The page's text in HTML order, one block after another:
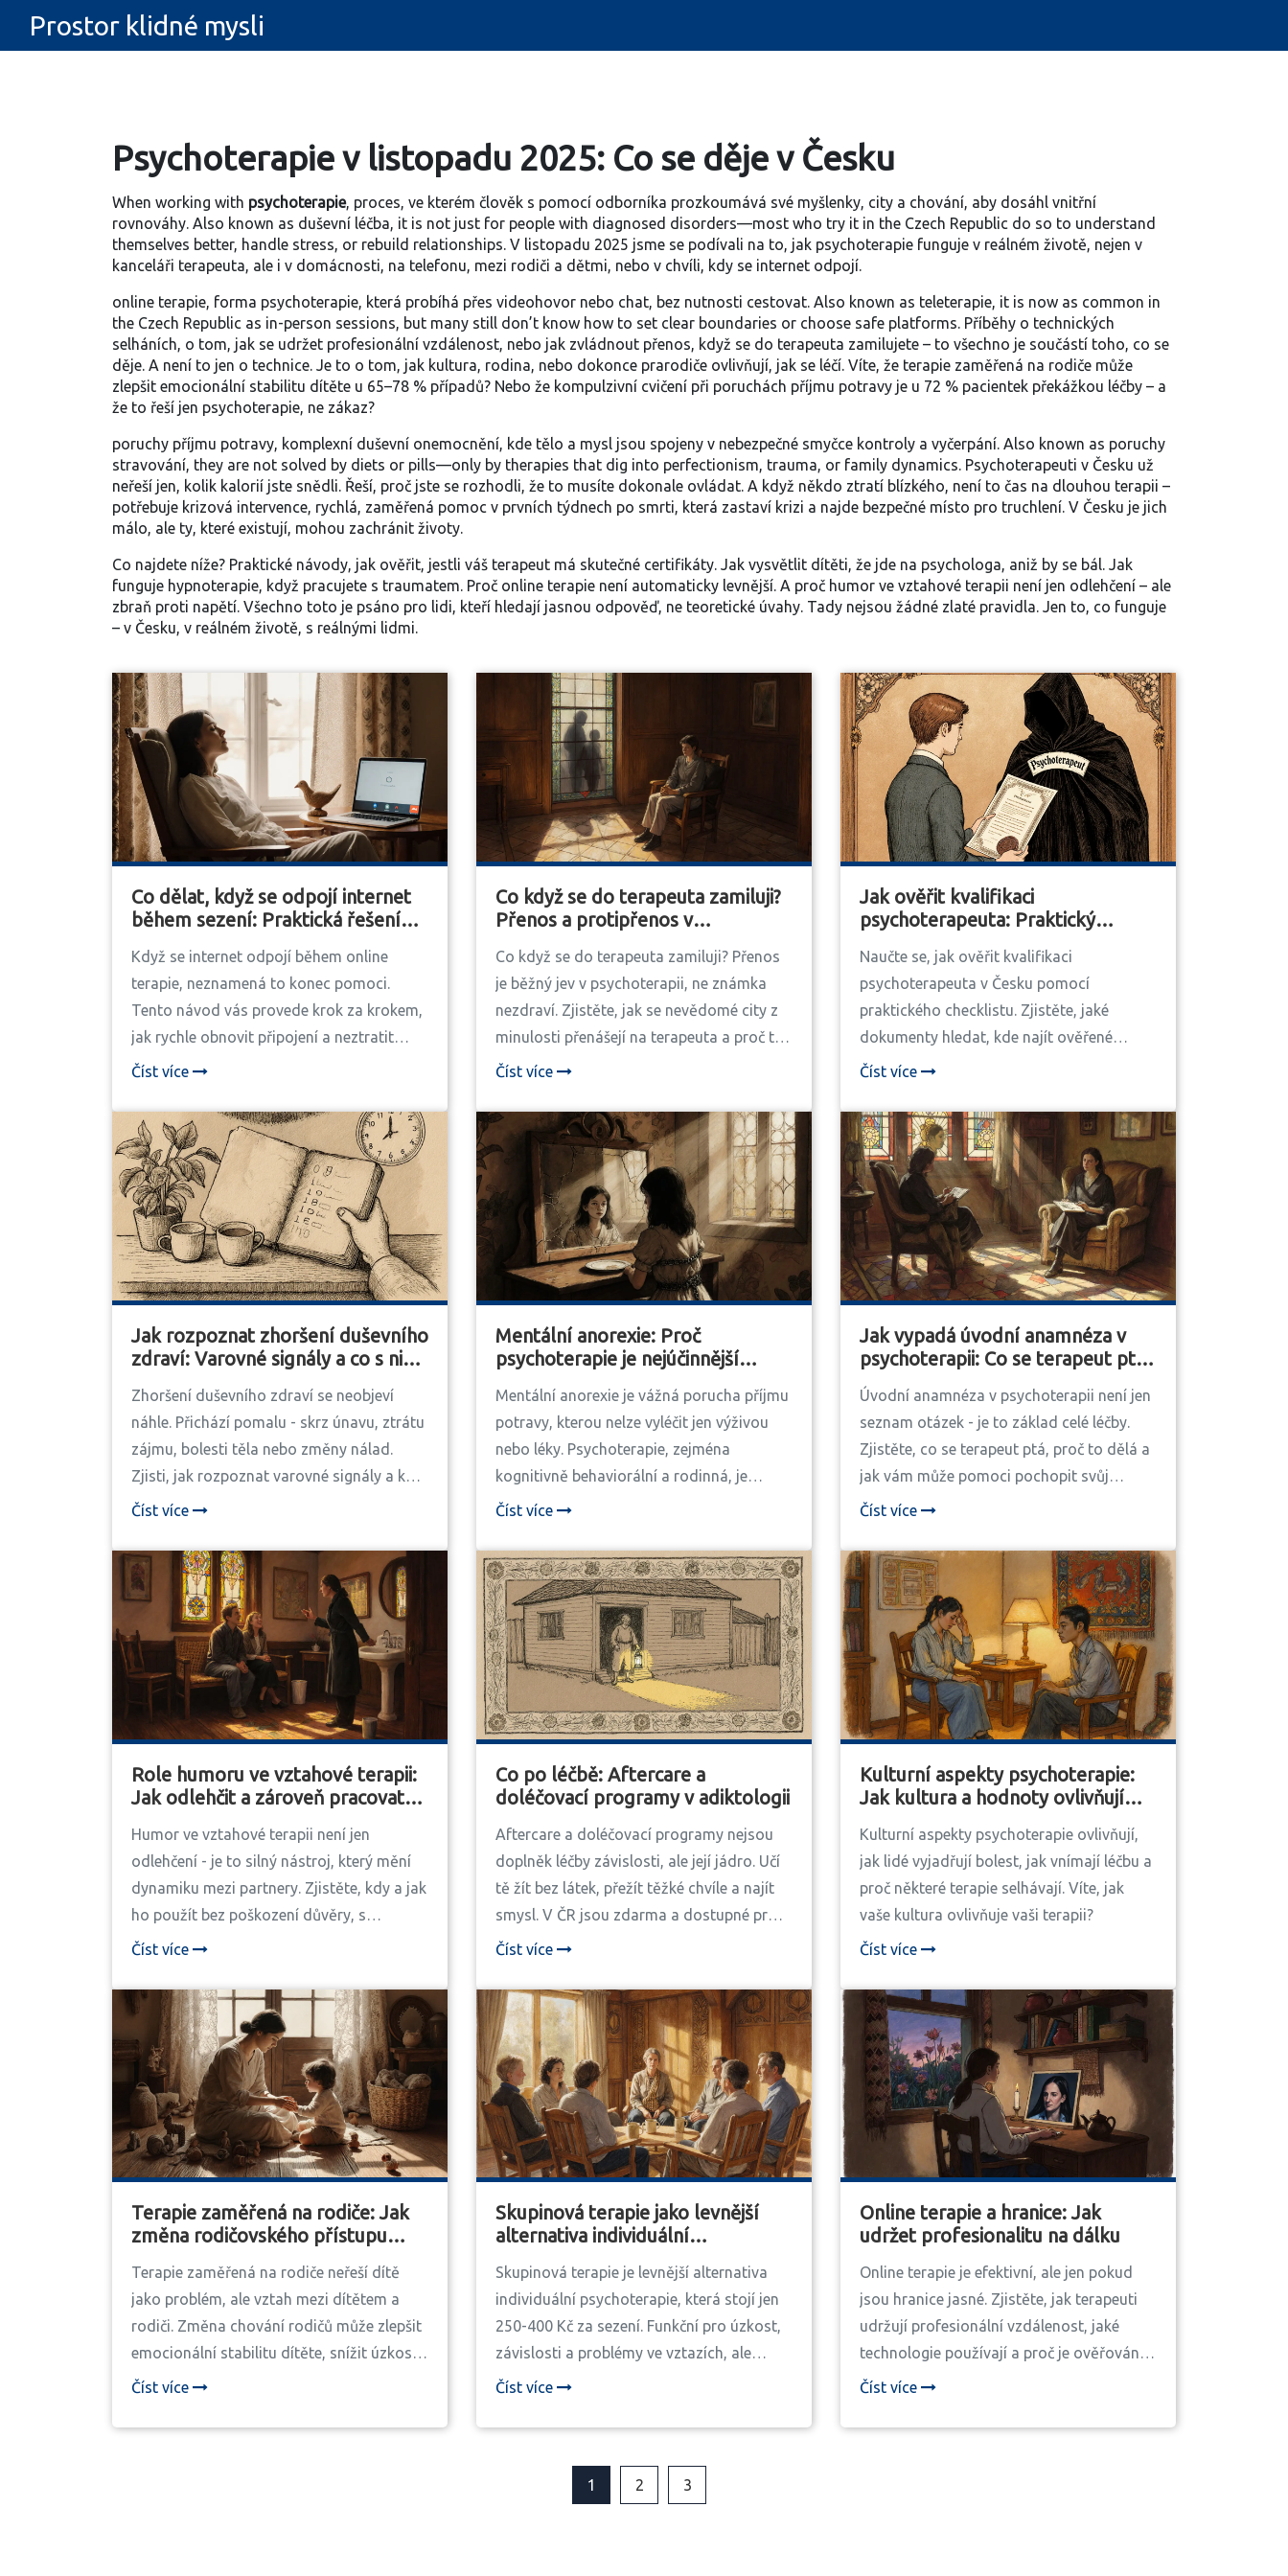
Prostor klidné mysli
Psychoterapie v listopadu 2025: Co se děje v Česku
When working with psychoterapie, proces, ve kterém člověk s pomocí odborníka prozkoumává své myšlenky, city a chování, aby dosáhl vnitřní
rovnováhy. Also known as duševní léčba, it is not just for people with diagnosed disorders—most who try it in the Czech Republic do so to understand
themselves better, handle stress, or rebuild relationships. V listopadu 2025 jsme se podívali na to, jak psychoterapie funguje v reálném životě, nejen v
kanceláři terapeuta, ale i v domácnosti, na telefonu, mezi rodiči a dětmi, nebo v chvíli, kdy se internet odpojí.
online terapie, forma psychoterapie, která probíhá přes videohovor nebo chat, bez nutnosti cestovat. Also known as teleterapie, it is now as common in
the Czech Republic as in-person sessions, but many still don’t know how to set clear boundaries or choose safe platforms. Příběhy o technických
selháních, o tom, jak se udržet profesionální vzdálenost, nebo jak zvládnout přenos, když se do terapeuta zamilujete – to všechno je součástí toho, co se
děje. A není to jen o technice. Je to o tom, jak kultura, rodina, nebo dokonce prarodiče ovlivňují, jak se léčí. Víte, že terapie zaměřená na rodiče může
zlepšit emocionální stabilitu dítěte u 65–78 % případů? Nebo že kompulzivní cvičení při poruchách příjmu potravy je u 72 % pacientek překážkou léčby – a
že to řeší jen psychoterapie, ne zákaz?
poruchy příjmu potravy, komplexní duševní onemocnění, kde tělo a mysl jsou spojeny v nebezpečné smyčce kontroly a vyčerpání. Also known as poruchy
stravování, they are not solved by diets or pills—only by therapies that dig into perfectionism, trauma, or family dynamics. Psychoterapeuti v Česku už
neřeší jen, kolik kalorií jste snědli. Řeší, proč jste se rozhodli, že to musíte dokonale ovládat. A když někdo ztratí blízkého, není to čas na dlouhou terapii –
potřebuje krizová intervence, rychlá, zaměřená pomoc v prvních týdnech po smrti, která zastaví krizi a najde bezpečné místo pro truchlení. V Česku je jich
málo, ale ty, které existují, mohou zachránit životy.
Co najdete níže? Praktické návody, jak ověřit, jestli váš terapeut má skutečné certifikáty. Jak vysvětlit dítěti, že jde na psychologa, aniž by se bál. Jak
funguje hypnoterapie, když pracujete s traumatem. Proč online terapie není automaticky levnější. A proč humor ve vztahové terapii není jen odlehčení – ale
zbraň proti napětí. Všechno toto je psáno pro lidi, kteří hledají jasnou odpověď, ne teoretické úvahy. Tady nejsou žádné zlaté pravidla. Jen to, co funguje
– v Česku, v reálném životě, s reálnými lidmi.
Co dělat, když se odpojí internet
během sezení: Praktická řešení
Když se internet odpojí během online
terapie, neznamená to konec pomoci.
Tento návod vás provede krok za krokem,
jak rychle obnovit připojení a neztratit
důležité sezení. Praktické tipy pro domácí
Číst více
Co když se do terapeuta zamiluji?
Přenos a protipřenos v
Co když se do terapeuta zamiluji? Přenos
je běžný jev v psychoterapii, ne známka
nezdraví. Zjistěte, jak se nevědomé city z
minulosti přenášejí na terapeuta a proč to
je klíčové pro změnu.
Číst více
Jak ověřit kvalifikaci
psychoterapeuta: Praktický
Naučte se, jak ověřit kvalifikaci
psychoterapeuta v Česku pomocí
praktického checklistu. Zjistěte, jaké
dokumenty hledat, kde najít ověřené
terapeuty a proč je důležité nezakládat se
Číst více
Jak rozpoznat zhoršení duševního
zdraví: Varovné signály a co s nimi
Zhoršení duševního zdraví se neobjeví
náhle. Přichází pomalu - skrz únavu, ztrátu
zájmu, bolesti těla nebo změny nálad.
Zjisti, jak rozpoznat varovné signály a kde
najít pomoc v ČR.
Číst více
Mentální anorexie: Proč
psychoterapie je nejúčinnější
Mentální anorexie je vážná porucha příjmu
potravy, kterou nelze vyléčit jen výživou
nebo léky. Psychoterapie, zejména
kognitivně behaviorální a rodinná, je
jediným způsobem, jak dosáhnout
specializovaná centra ukazují výsledky.
Číst více
Jak vypadá úvodní anamnéza v
psychoterapii: Co se terapeut ptá
a proč
Úvodní anamnéza v psychoterapii není jen
seznam otázek - je to základ celé léčby.
Zjistěte, co se terapeut ptá, proč to dělá a
jak vám může pomoci pochopit svůj
problém hlouběji.
Číst více
Role humoru ve vztahové terapii:
Jak odlehčit a zároveň pracovat
Humor ve vztahové terapii není jen
odlehčení - je to silný nástroj, který mění
dynamiku mezi partnery. Zjistěte, kdy a jak
ho použít bez poškození důvěry, s
podporou výzkumů a reálných příkladů z
Číst více
Co po léčbě: Aftercare a
doléčovací programy v adiktologii
Aftercare a doléčovací programy nejsou
doplněk léčby závislosti, ale její jádro. Učí
tě žít bez látek, přežít těžké chvíle a najít
smysl. V ČR jsou zdarma a dostupné pro
všechny formy závislosti.
Číst více
Kulturní aspekty psychoterapie:
Jak kultura a hodnoty ovlivňují
Kulturní aspekty psychoterapie ovlivňují,
jak lidé vyjadřují bolest, jak vnímají léčbu a
proč některé terapie selhávají. Víte, jak
vaše kultura ovlivňuje vaši terapii?
Číst více
Terapie zaměřená na rodiče: Jak
změna rodičovského přístupu
Terapie zaměřená na rodiče neřeší dítě
jako problém, ale vztah mezi dítětem a
rodiči. Změna chování rodičů může zlepšit
emocionální stabilitu dítěte, snížit úzkost
a vytvořit bezpečný vztah. Metody jako
% dětí.
Číst více
Skupinová terapie jako levnější
alternativa individuální
Skupinová terapie je levnější alternativa
individuální psychoterapie, která stojí jen
250-400 Kč za sezení. Funkční pro úzkost,
závislosti a problémy ve vztazích, ale
často podceňovaná v Česku.
Číst více
Online terapie a hranice: Jak
udržet profesionalitu na dálku
Online terapie je efektivní, ale jen pokud
jsou hranice jasné. Zjistěte, jak terapeuti
udržují profesionální vzdálenost, jaké
technologie používají a proč je ověřování
prostředí klíčové pro bezpečnou terapii.
Číst více
1 2 3